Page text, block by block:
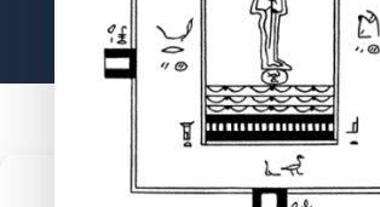
Gestisci Consenso Cookie